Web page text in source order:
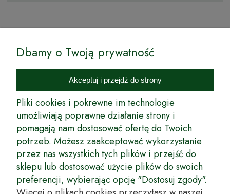
Internetowy Sklep Ogrodniczy Podkarpackie Sady to inicjatywa
podkarpackich szkółkarzy, której zamierzeniem jest wprowadzenie na
rynek wysokiej jakości drzewek owocowych, drzewek ozdobnych oraz
innych produktów pozwalających na uprawianie zarówno małych, jak
i dużych sadów oraz ogrodów.
Wspólnie stworzyliśmy dla Państwa kompleksową ofertę - wspaniałe
produkty, dary ziemi ze szkółek drzewek ozdobnych i owocowych,
których tradycje sięgają roku 1953. Drzewka produkowane są
z najwyższą starannością przez trzecie pokolenie plantatorów.
Długoletnie Doświadczenie sprawiło, że wszystkie drzewka cechuje
duża odporność na zmienne warunki atmosferyczne naszego klimatu
oraz niezwykły urodzaj. W ofercie naszego internetowego sklepu
Dbamy o Twoją prywatność
Akceptuj i przejdź do strony
Pliki cookies i pokrewne im technologie
umożliwiają poprawne działanie strony i
pomagają nam dostosować ofertę do Twoich
potrzeb. Możesz zaakceptować wykorzystanie
przez nas wszystkich tych plików i przejść do
sklepu lub dostosować użycie plików do swoich
preferencji, wybierając opcję "Dostosuj zgody".